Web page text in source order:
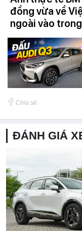
đồng vừa về
ngoài vào
Chia sẻ
ĐÁNH GIÁ